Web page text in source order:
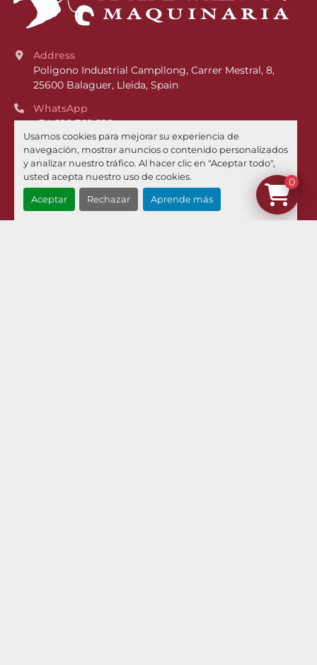
Usamos cookies para mejorar su experiencia de
navegación, mostrar anuncios o contenido personalizados
y analizar nuestro tráfico. Al hacer clic en "Aceptar todo",
usted acepta nuestro uso de cookies.
Aceptar Rechazar Aprende más
Address
Poligono Industrial Campllong, Carrer Mestral, 8,
25600 Balaguer, Lleida, Spain
WhatsApp
+34 628 762 528
Phone
+34 973 449 021
Email
¿Dónde estamos?
0